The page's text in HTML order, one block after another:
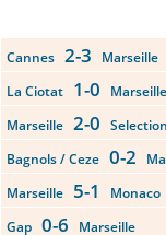
Cannes 2-3 Marseille
La Ciotat 1-0 Marseille
Marseille 2-0
Bagnols / Ceze 0-2
Marseille 5-1
Monaco
Gap 0-6 Marseille